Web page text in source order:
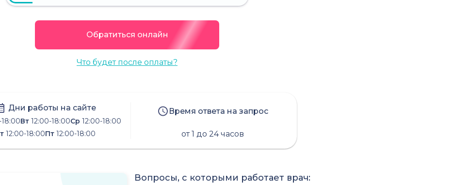
Обратиться онлайн
Что будет после оплаты?
Дни работы на сайте
Вт12:00-18:00Ср 12:00-18:00
12:00-18:00Пт12:00-18:00
Время ответа на запрос
от 1 до 24 часов
Вопросы, с которыми работает врач: